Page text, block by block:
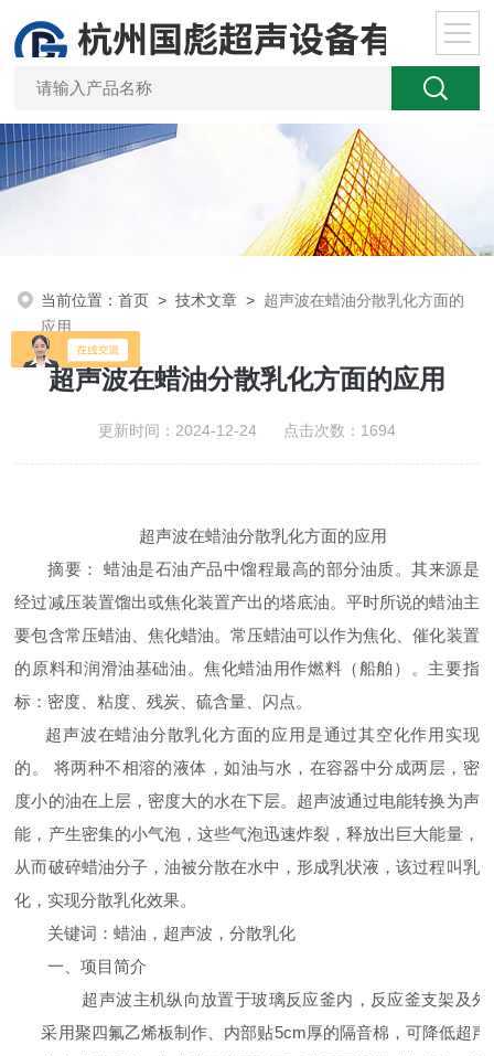
当前位置：首页 >技术文章 > 超声波在蜡油分散乳化方面的
应用
超声波在蜡油分散乳化方面的应用
更新时间：2024-12-24 点击次数：1694
超声波在蜡油分散乳化方面的应用
摘要：
蜡油是石油产品中馏程最高的部分油质。其来源是
经过减压装置馏出或焦化装置产出的塔底油。平时所说的蜡油主
要包含常压蜡油、焦化蜡油。常压蜡油可以作为焦化、催化装置
的原料和润滑油基础油。焦化蜡油用作燃料（船舶）。主要指
标：密度、粘度、残炭、硫含量、闪点。
超声波在蜡油分散乳化方面的应用是通过其空化作用实现
的。
将两种不相溶的液体，如油与水，在容器中分成两层，密
度小的油在上层，密度大的水在下层。超声波通过电能转换为声
能，产生密集的小气泡，这些气泡迅速炸裂，释放出巨大能量，
从而破碎蜡油分子，油被分散在水中，形成乳状液，该过程叫乳
化，实现分散乳化效果。
关键词：蜡油，超声波，分散乳化
一、项目简介
超声波主机纵向放置于玻璃反应釜内，反应釜支架及外
采用聚四氟乙烯板制作、内部贴5cm厚的隔音棉，可降低超声